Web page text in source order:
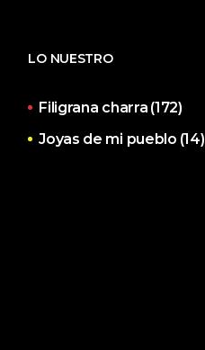
LO NUESTRO
Filigrana charra (172)
Joyas de mi pueblo (14)